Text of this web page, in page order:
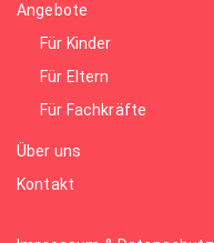
Angebote
Für Kinder
Für Eltern
Für Fachkräfte
Über uns
Kontakt